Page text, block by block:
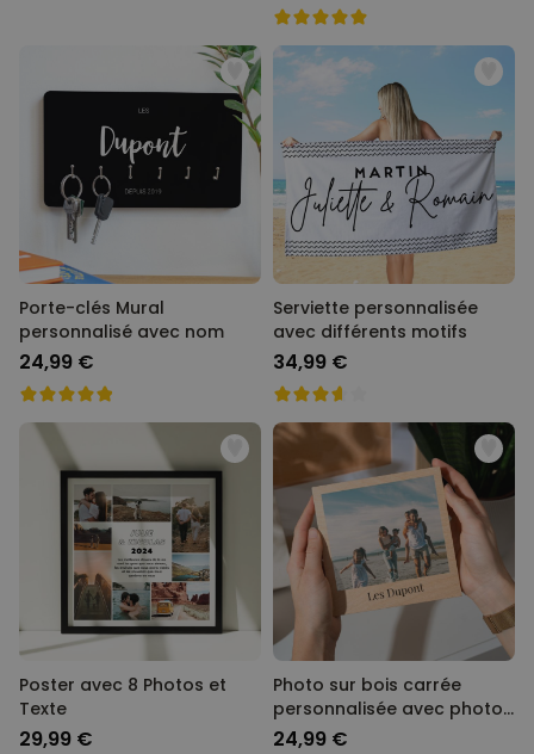
Porte-clés Mural
personnalisé avec nom
24,99 €
Serviette personnalisée
avec différents motifs
34,99 €
Poster avec 8 Photos et
Texte
29,99 €
Photo sur bois carrée
personnalisée avec photo
et texte
24,99 €